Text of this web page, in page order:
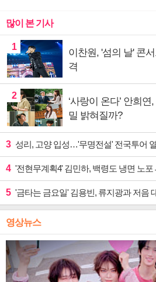
많이 본 기사
1
이찬원, '섬의 날' 콘
격
2
‘사랑이 온다’ 안희
밀 밝혀질까?
3 성리, 고양 입성…'무명전설' 전국투어
4 '전현무계획4' 김민하, 백령도 냉면 노포→숙성
5 '금타는 금요일' 김용빈, 류지광과 저음
영상뉴스